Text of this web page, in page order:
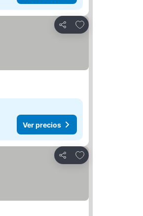
Compartir
Agregar a favoritos
Ver precios
Compartir
Agregar a favoritos